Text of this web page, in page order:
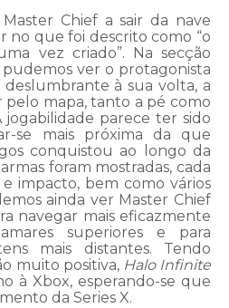
Chief a sair da nave
no que foi descrito como “o
vez criado”. Na secção
ver o protagonista
à sua volta, a
mapa, tanto a pé como
jogabilidade parece ter sido
se mais próxima da que
conquistou ao longo da
foram mostradas, cada
impacto, bem como vários
ainda ver Master Chief
navegar mais eficazmente
superiores e para
mais distantes. Tendo
muito positiva, Halo Infinite
à Xbox, esperando-se que
da Series X.